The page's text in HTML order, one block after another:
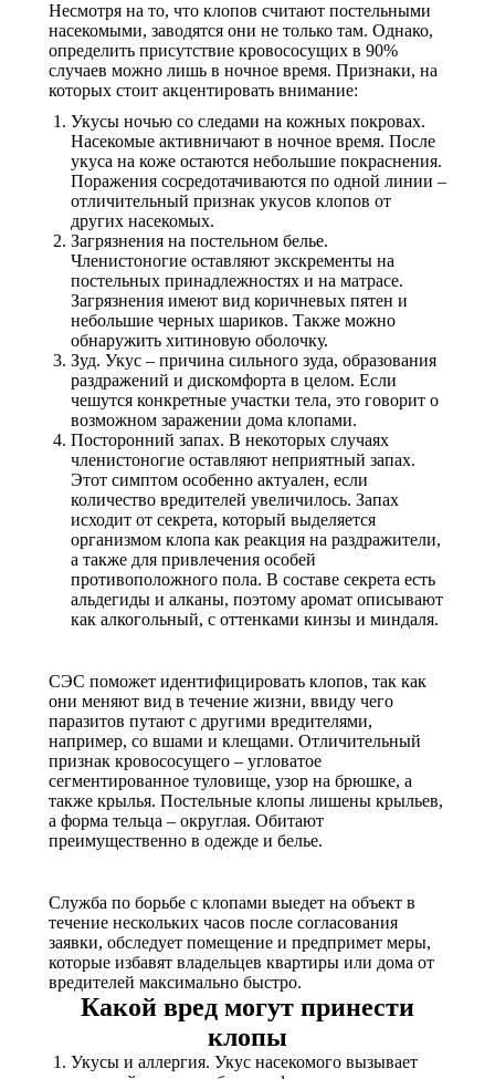
Несмотря на то, что клопов считают постельными
насекомыми, заводятся они не только там. Однако,
определить присутствие кровососущих в 90%
случаев можно лишь в ночное время. Признаки, на
которых стоит акцентировать внимание:
Укусы ночью со следами на кожных покровах.
Насекомые активничают в ночное время. После
укуса на коже остаются небольшие покраснения.
Поражения сосредотачиваются по одной линии –
отличительный признак укусов клопов от
других насекомых.
Загрязнения на постельном белье.
Членистоногие оставляют экскременты на
постельных принадлежностях и на матрасе.
Загрязнения имеют вид коричневых пятен и
небольшие черных шариков. Также можно
обнаружить хитиновую оболочку.
Зуд. Укус – причина сильного зуда, образования
раздражений и дискомфорта в целом. Если
чешутся конкретные участки тела, это говорит о
возможном заражении дома клопами.
Посторонний запах. В некоторых случаях
членистоногие оставляют неприятный запах.
Этот симптом особенно актуален, если
количество вредителей увеличилось. Запах
исходит от секрета, который выделяется
организмом клопа как реакция на раздражители,
а также для привлечения особей
противоположного пола. В составе секрета есть
альдегиды и алканы, поэтому аромат описывают
как алкогольный, с оттенками кинзы и миндаля.
СЭС поможет идентифицировать клопов, так как
они меняют вид в течение жизни, ввиду чего
паразитов путают с другими вредителями,
например, со вшами и клещами. Отличительный
признак кровососущего – угловатое
сегментированное туловище, узор на брюшке, а
также крылья. Постельные клопы лишены крыльев,
а форма тельца – округлая. Обитают
преимущественно в одежде и белье.
Служба по борьбе с клопами выедет на объект в
течение нескольких часов после согласования
заявки, обследует помещение и предпримет меры,
которые избавят владельцев квартиры или дома от
вредителей максимально быстро.
Какой вред могут принести
клопы
Укусы и аллергия. Укус насекомого вызывает